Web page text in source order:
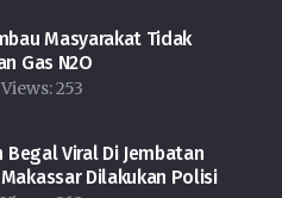
Masyarakat Tidak
Gas N2O
Views:253
Begal Viral Di Jembatan
Dilakukan Polisi